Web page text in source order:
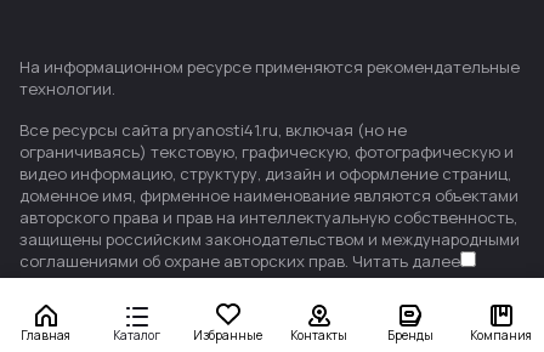
Главная Каталог Избранные Контакты Бренды Компания
На информационном ресурсе применяются рекомендательные
технологии.
Все ресурсы сайта pryanosti41.ru, включая (но не
ограничиваясь) текстовую, графическую, фотографическую и
видео информацию, структуру, дизайн и оформление страниц,
доменное имя, фирменное наименование являются объектами
авторского права и прав на интеллектуальную собственность,
защищены российским законодательством и международными
соглашениями об охране авторских прав. Читать далее